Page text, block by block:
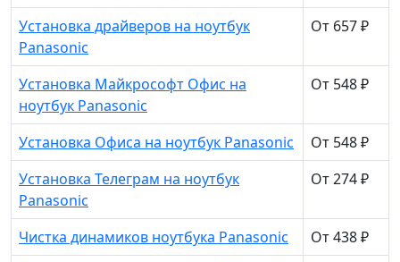
Установка драйверов на ноутбук
Panasonic
От 657 ₽
Установка Майкрософт Офис на
ноутбук Panasonic
От 548 ₽
Установка Офиса на ноутбук Panasonic
От 548 ₽
Установка Телеграм на ноутбук
Panasonic
От 274 ₽
Чистка динамиков ноутбука Panasonic
От 438 ₽